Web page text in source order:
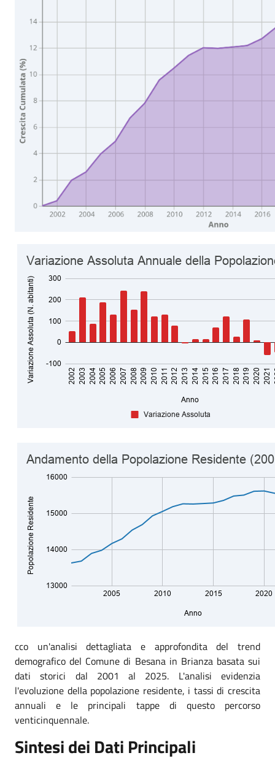
cco un'analisi dettagliata e approfondita del trend
demografico del Comune di Besana in Brianza basata sui
dati storici dal 2001 al 2025. L'analisi evidenzia
l'evoluzione della popolazione residente, i tassi di crescita
annuali e le principali tappe di questo percorso
venticinquennale.
Sintesi dei Dati Principali